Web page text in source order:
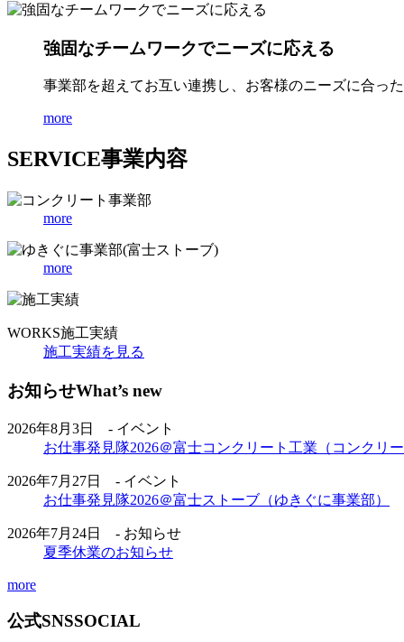
強固なチームワークでニーズに応える
事業部を超えてお互い連携し、お客様のニーズに合っ
more
SERVICE事業内容
more
more
WORKS施工実績
施工実績を見る
お知らせWhat’s new
2026年8月3日 - イベント
お仕事発見隊2026＠富士コンクリート工業（コンクリー
2026年7月27日 - イベント
お仕事発見隊2026＠富士ストーブ（ゆきぐに事業部）
2026年7月24日 - お知らせ
夏季休業のお知らせ
more
公式SNSSOCIAL